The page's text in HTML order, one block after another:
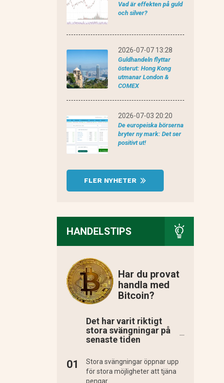
Vad är effekten på guld
och silver?
2026-07-07 13:28
Guldhandeln flyttar
österut: Hong Kong
utmanar London &
COMEX
2026-07-03 20:20
De europeiska börserna
bryter ny mark: Det ser
positivt ut!
FLER NYHETER
HANDELSTIPS
Har du provat
handla med
Bitcoin?
Det har varit riktigt
stora svängningar på
senaste tiden
Stora svängningar öppnar upp
för stora möjligheter att tjäna
pengar.